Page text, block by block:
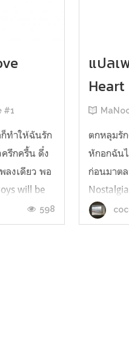
แปลอย่าง
#1
ทำให้ฉันรัก
รึกครื้น ดึ๋ง
ลงเดียว พอ
will be
ไหลลื่นมาก
598
แปลเ
Heart
ตกหลุมรั
หักอกฉัน
ก่อนมาต
เหมือนฟั
my